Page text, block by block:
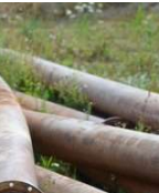
П
Р